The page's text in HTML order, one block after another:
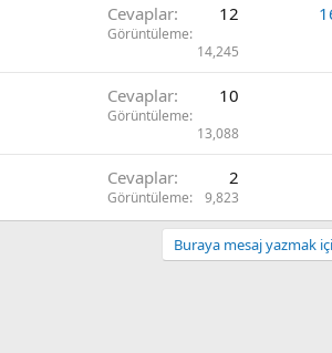
Cevaplar 12
Görüntüleme
14,245
Cevaplar 10
Görüntüleme
13,088
Cevaplar 2
Görüntüleme 9,823
Buraya mesaj yazmak